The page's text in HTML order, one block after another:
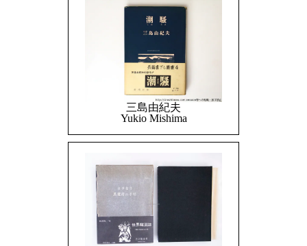
三島由紀夫
Yukio Mishima